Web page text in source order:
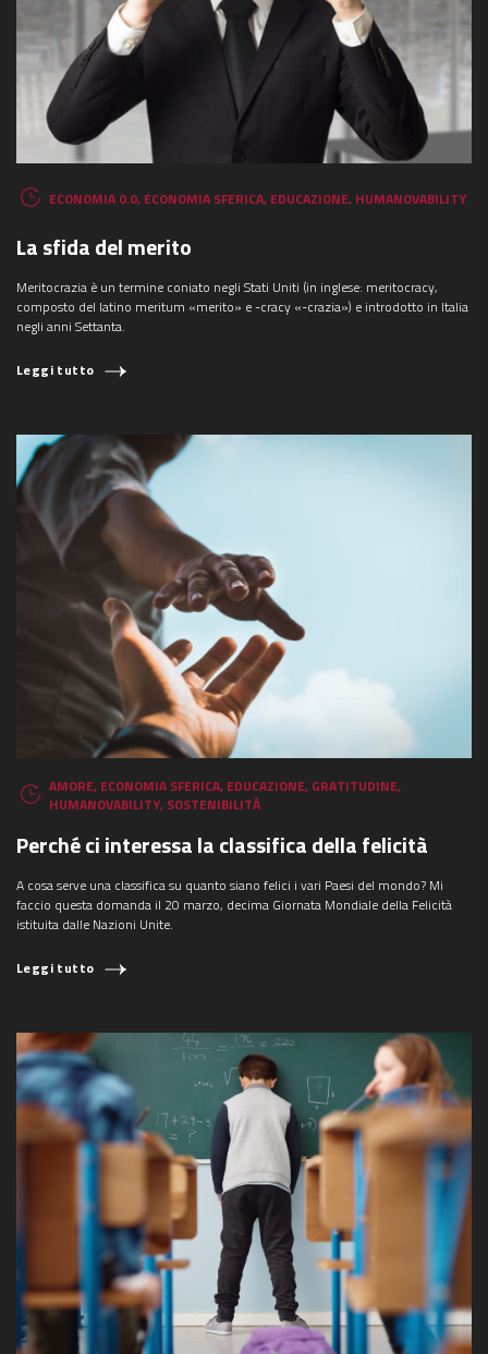
ECONOMIA 0.0, ECONOMIA SFERICA, EDUCAZIONE, HUMANOVABILITY
La sfida del merito
Meritocrazia è un termine coniato negli Stati Uniti (in inglese: meritocracy,
composto del latino meritum «merito» e -cracy «-crazia») e introdotto in Italia
negli anni Settanta.
Leggi tutto
AMORE, ECONOMIA SFERICA, EDUCAZIONE, GRATITUDINE,
HUMANOVABILITY, SOSTENIBILITÀ
Perché ci interessa la classifica della felicità
A cosa serve una classifica su quanto siano felici i vari Paesi del mondo? Mi
faccio questa domanda il 20 marzo, decima Giornata Mondiale della Felicità
istituita dalle Nazioni Unite.
Leggi tutto